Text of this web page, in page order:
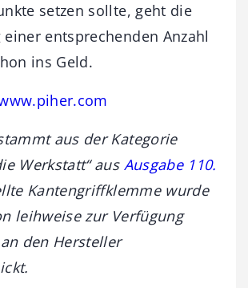
setzen sollte, geht die
entsprechenden Anzahl
ins Geld.
aus der Kategorie
Werkstatt“ aus Ausgabe 110.
Kantengriffklemme wurde
leihweise zur Verfügung
den Hersteller